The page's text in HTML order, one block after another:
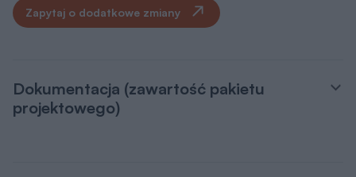
Zapytaj o dodatkowe zmiany
Dokumentacja (zawartość pakietu
projektowego)